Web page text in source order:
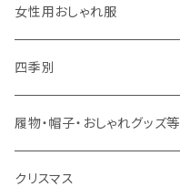
大人用
男の子用
春夏用
秋冬用
女の子用
春夏用
秋冬用
女性用おしゃれ服
ドレス
春夏用
秋冬用
四季別
春
夏
履物・帽子・おしゃれグッズ等
クリスマス